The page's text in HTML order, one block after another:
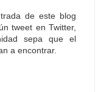
de este blog
tweet en Twitter,
sepa que el
a encontrar.